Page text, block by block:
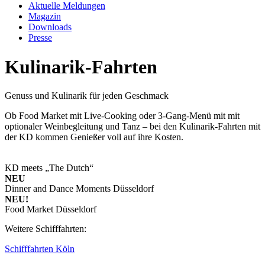
Aktuelle Meldungen
Magazin
Downloads
Presse
Kulinarik-Fahrten
Genuss und Kulinarik für jeden Geschmack
Ob Food Market mit Live-Cooking oder 3-Gang-Menü mit mit
optionaler Weinbegleitung und Tanz – bei den Kulinarik-Fahrten mit
der KD kommen Genießer voll auf ihre Kosten.
NEU
KD meets „The Dutch“
NEU!
Dinner and Dance Moments Düsseldorf
Food Market Düsseldorf
Weitere Schifffahrten:
Schifffahrten Köln